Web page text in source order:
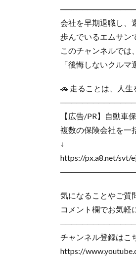
会社を早期退職し、
歩んでいるエムサン
このチャンネルでは
「後悔しないクル
🚗 走ることは、人生
【広告/PR】自動車
複数の保険会社を一
↓
https://px.a8.net/svt/
気になることやご質
コメント欄でお気軽
チャンネル登録はこ
https://